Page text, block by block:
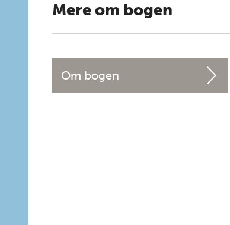
Mere om bogen
Om bogen